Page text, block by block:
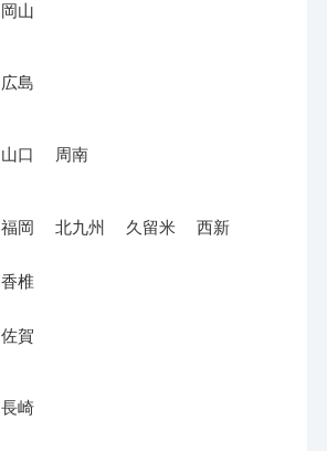
岡山
広島
山口 周南
福岡 北九州 久留米 西新
香椎
佐賀
長崎